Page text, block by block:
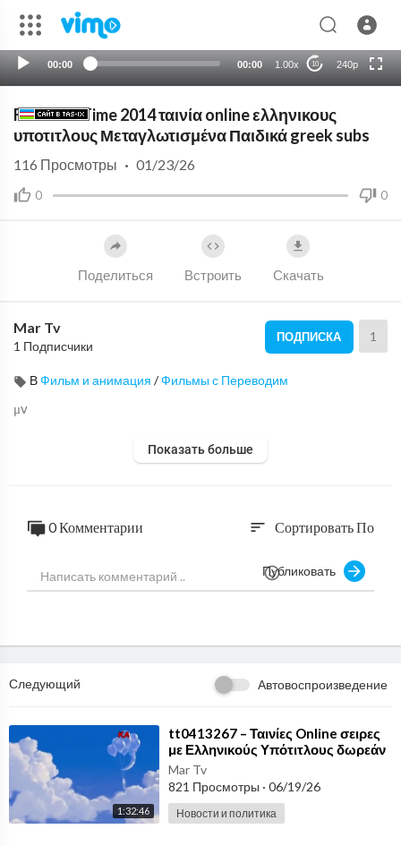
00:00 00:00 1.00x 10 240p
auto
Frozen in Time 2014 ταινία online ελληνικους
υποτιτλους Μεταγλωτισμένα Παιδικά greek subs
0 0
116 Просмотры · 01/23/26
Поделиться Встроить Скачать
Mar Tv
1 Подписчики
ПОДПИСКА 1
ВФильм и анимация /Фильмы с Переводим
μv
Показать больше
0 Комментарии sort Сортировать По
Публиковать
Следующий Автовоспроизведение
1:32:46
⁣tt0413267 – Ταινίες Online σειρες
με Ελληνικούς Υπότιτλους δωρεάν
Greek subtitles tainies ονλινε_1
Mar Tv
821 Просмотры · 06/19/26
Новости и политика